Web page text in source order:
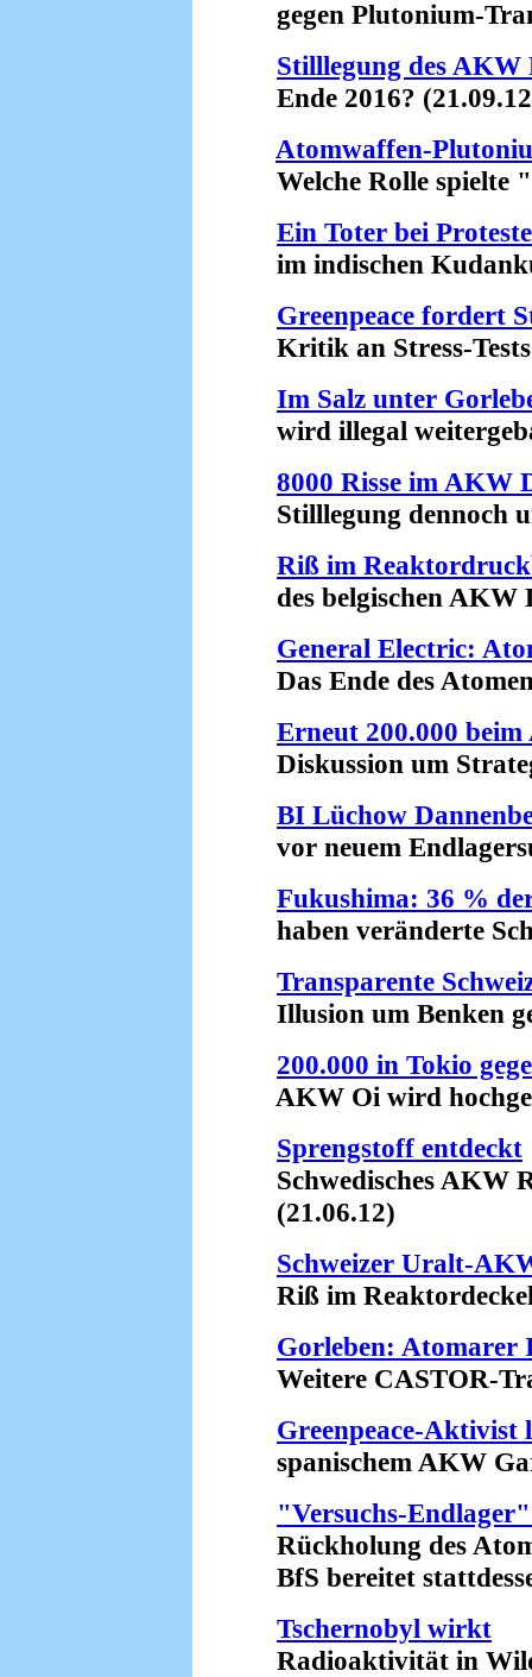
gegen Plutonium-
Stilllegung des AKW
Ende 2016?
Atomwaffen-
Welche Rolle spielte
Ein Toter bei
im indischen
Greenpeace fordert
Kritik an Stress-Tests
Im Salz unter
wird illegal
8000 Risse im AKW
Stilllegung dennoch
Riß im
des belgischen AKW
General Electric:
Das Ende des
Erneut 200.000
Diskussion um
BI Lüchow
vor neuem
Fukushima: 36 %
haben veränderte
Transparente
Illusion um Benken
200.000 in Tokio
AKW Oi wird
Sprengstoff entdeckt
Schwedisches AKW
(21.06.12)
Schweizer Uralt-
Riß im
Gorleben: Atomarer
Weitere CASTOR-
Greenpeace-Aktivist
spanischem AKW
"Versuchs-
Rückholung des
BfS bereitet
Tschernobyl wirkt
Radioaktivität in